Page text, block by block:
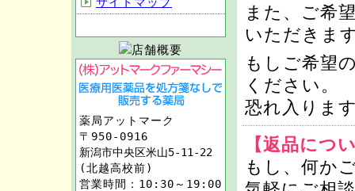
薬局アットマーク
〒950-0916
新潟市中央区米山5-11-22
(北越高校前)
営業時間：10:30～19:00
また、ご希
いただきま
もしご希望
ください。
恐れ入りま
【返品につ
もし、何か